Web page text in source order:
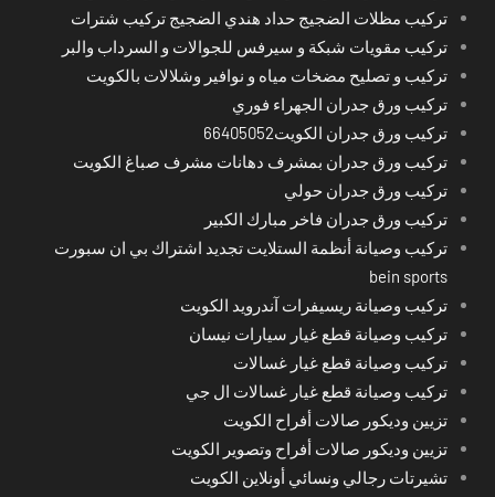
تركيب مظلات الضجيج حداد هندي الضجيج تركيب شترات
تركيب مقويات شبكة و سيرفس للجوالات و السرداب والبر
تركيب و تصليح مضخات مياه و نوافير وشلالات بالكويت
تركيب ورق جدران الجهراء فوري
تركيب ورق جدران الكويت66405052
تركيب ورق جدران بمشرف دهانات مشرف صباغ الكويت
تركيب ورق جدران حولي
تركيب ورق جدران فاخر مبارك الكبير
تركيب وصيانة أنظمة الستلايت تجديد اشتراك بي ان سبورت
bein sports
تركيب وصيانة ريسيفرات آندرويد الكويت
تركيب وصيانة قطع غيار سيارات نيسان
تركيب وصيانة قطع غيار غسالات
تركيب وصيانة قطع غيار غسالات ال جي
تزيين وديكور صالات أفراح الكويت
تزيين وديكور صالات أفراح وتصوير الكويت
تشيرتات رجالي ونسائي أونلاين الكويت